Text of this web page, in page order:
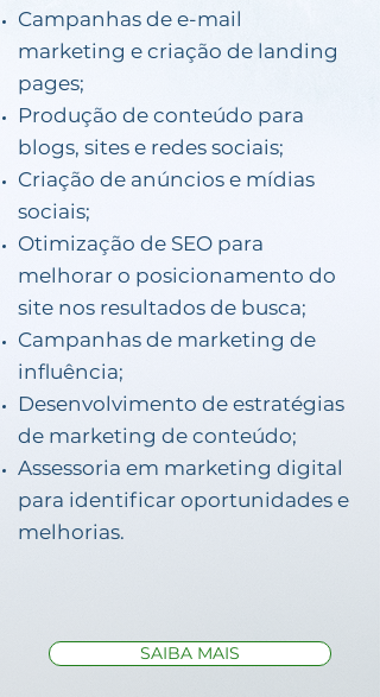
Campanhas de e-mail
marketing e criação de landing
pages;
Produção de conteúdo para
blogs, sites e redes sociais;
Criação de anúncios e mídias
sociais;
Otimização de SEO para
melhorar o posicionamento do
site nos resultados de busca;
Campanhas de marketing de
influência;
Desenvolvimento de estratégias
de marketing de conteúdo;
Assessoria em marketing digital
para identificar oportunidades e
melhorias.
SAIBA MAIS